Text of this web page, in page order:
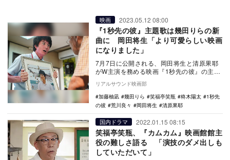
映画 2023.05.12 08:00
『1秒先の彼』主題歌は幾田りらの新
曲に 岡田将生「より可愛らしい映画
になりました」
7月7日に公開される、岡田将生と清原果耶
がW主演を務める映画『1秒先の彼』の主題
歌が幾田りらに決定。あわせて30秒予告と
新場面写…
リアルサウンド映画部
加藤柚凪
幾田りら 笑福亭笑瓶 柊木陽太
1秒先
の彼
荒川良々 岡田将生 清原果耶
国内ドラマ 2022.01.15 08:15
笑福亭笑瓶、『カムカム』映画館館主
役の難しさ語る 「演技のダメ出しも
していただいて」